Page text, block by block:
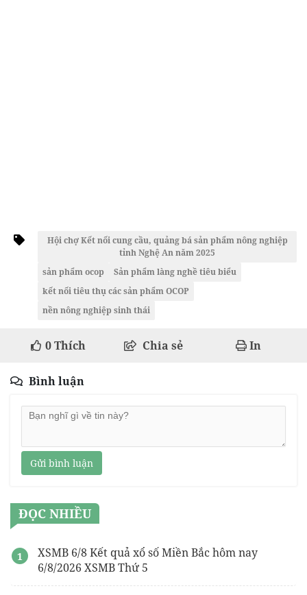
Hội chợ Kết nối cung cầu, quảng bá sản phẩm nông nghiệp
tỉnh Nghệ An năm 2025
sản phẩm ocop
Sản phẩm làng nghề tiêu biểu
kết nối tiêu thụ các sản phẩm OCOP
nền nông nghiệp sinh thái
0Thích Chia sẻ In
Bình luận
Gửi bình luận
ĐỌC NHIỀU
XSMB 6/8 Kết quả xổ số Miền Bắc hôm nay
6/8/2026 XSMB Thứ 5